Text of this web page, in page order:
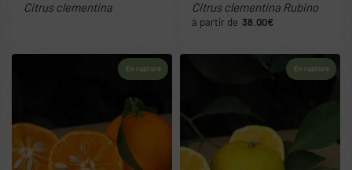
Citrus clementina Citrus clementina Rubino
38.00€
En rupture En rupture